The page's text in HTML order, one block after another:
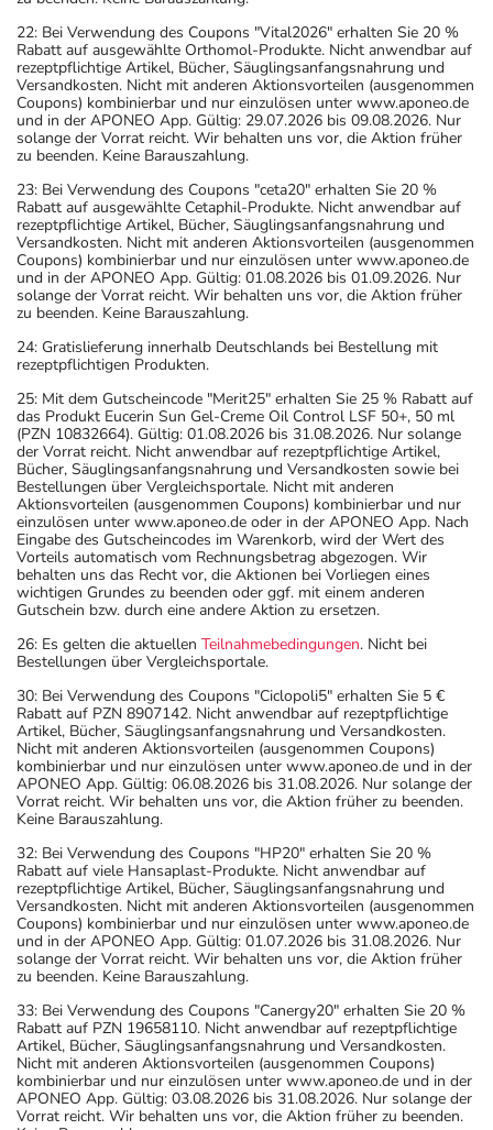
22: Bei Verwendung des Coupons "Vital2026" erhalten Sie 20 %
Rabatt auf ausgewählte Orthomol-Produkte. Nicht anwendbar auf
rezeptpflichtige Artikel, Bücher, Säuglingsanfangsnahrung und
Versandkosten. Nicht mit anderen Aktionsvorteilen (ausgenommen
Coupons) kombinierbar und nur einzulösen unter www.aponeo.de
und in der APONEO App. Gültig: 29.07.2026 bis 09.08.2026. Nur
solange der Vorrat reicht. Wir behalten uns vor, die Aktion früher
zu beenden. Keine Barauszahlung.
23: Bei Verwendung des Coupons "ceta20" erhalten Sie 20 %
Rabatt auf ausgewählte Cetaphil-Produkte. Nicht anwendbar auf
rezeptpflichtige Artikel, Bücher, Säuglingsanfangsnahrung und
Versandkosten. Nicht mit anderen Aktionsvorteilen (ausgenommen
Coupons) kombinierbar und nur einzulösen unter www.aponeo.de
und in der APONEO App. Gültig: 01.08.2026 bis 01.09.2026. Nur
solange der Vorrat reicht. Wir behalten uns vor, die Aktion früher
zu beenden. Keine Barauszahlung.
24: Gratislieferung innerhalb Deutschlands bei Bestellung mit
rezeptpflichtigen Produkten.
25: Mit dem Gutscheincode "Merit25" erhalten Sie 25 % Rabatt auf
das Produkt Eucerin Sun Gel-Creme Oil Control LSF 50+, 50 ml
(PZN 10832664). Gültig: 01.08.2026 bis 31.08.2026. Nur solange
der Vorrat reicht. Nicht anwendbar auf rezeptpflichtige Artikel,
Bücher, Säuglingsanfangsnahrung und Versandkosten sowie bei
Bestellungen über Vergleichsportale. Nicht mit anderen
Aktionsvorteilen (ausgenommen Coupons) kombinierbar und nur
einzulösen unter www.aponeo.de oder in der APONEO App. Nach
Eingabe des Gutscheincodes im Warenkorb, wird der Wert des
Vorteils automatisch vom Rechnungsbetrag abgezogen. Wir
behalten uns das Recht vor, die Aktionen bei Vorliegen eines
wichtigen Grundes zu beenden oder ggf. mit einem anderen
Gutschein bzw. durch eine andere Aktion zu ersetzen.
26: Es gelten die aktuellen Teilnahmebedingungen. Nicht bei
Bestellungen über Vergleichsportale.
30: Bei Verwendung des Coupons "Ciclopoli5" erhalten Sie 5 €
Rabatt auf PZN 8907142. Nicht anwendbar auf rezeptpflichtige
Artikel, Bücher, Säuglingsanfangsnahrung und Versandkosten.
Nicht mit anderen Aktionsvorteilen (ausgenommen Coupons)
kombinierbar und nur einzulösen unter www.aponeo.de und in der
APONEO App. Gültig: 06.08.2026 bis 31.08.2026. Nur solange der
Vorrat reicht. Wir behalten uns vor, die Aktion früher zu beenden.
Keine Barauszahlung.
32: Bei Verwendung des Coupons "HP20" erhalten Sie 20 %
Rabatt auf viele Hansaplast-Produkte. Nicht anwendbar auf
rezeptpflichtige Artikel, Bücher, Säuglingsanfangsnahrung und
Versandkosten. Nicht mit anderen Aktionsvorteilen (ausgenommen
Coupons) kombinierbar und nur einzulösen unter www.aponeo.de
und in der APONEO App. Gültig: 01.07.2026 bis 31.08.2026. Nur
solange der Vorrat reicht. Wir behalten uns vor, die Aktion früher
zu beenden. Keine Barauszahlung.
33: Bei Verwendung des Coupons "Canergy20" erhalten Sie 20 %
Rabatt auf PZN 19658110. Nicht anwendbar auf rezeptpflichtige
Artikel, Bücher, Säuglingsanfangsnahrung und Versandkosten.
Nicht mit anderen Aktionsvorteilen (ausgenommen Coupons)
kombinierbar und nur einzulösen unter www.aponeo.de und in der
APONEO App. Gültig: 03.08.2026 bis 31.08.2026. Nur solange der
Vorrat reicht. Wir behalten uns vor, die Aktion früher zu beenden.